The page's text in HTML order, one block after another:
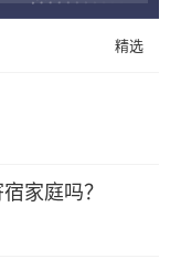
精选
家庭吗？